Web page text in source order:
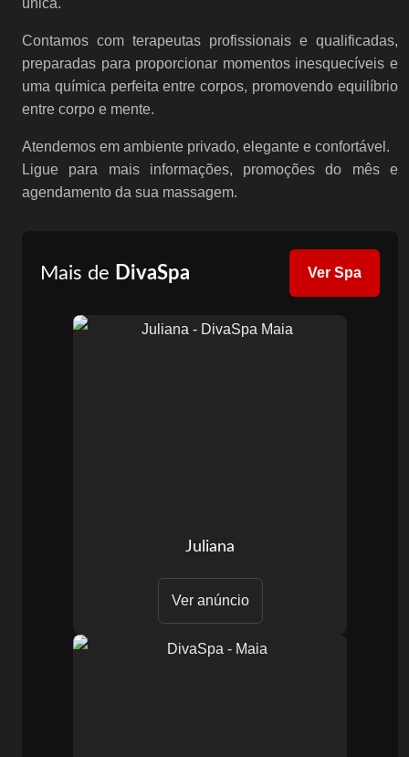
única.
Contamos com terapeutas profissionais e qualificadas,
preparadas para proporcionar momentos inesquecíveis e
uma química perfeita entre corpos, promovendo equilíbrio
entre corpo e mente.
Atendemos em ambiente privado, elegante e confortável.
Ligue para mais informações, promoções do mês e
agendamento da sua massagem.
Mais de DivaSpa Ver Spa
Juliana
Ver anúncio